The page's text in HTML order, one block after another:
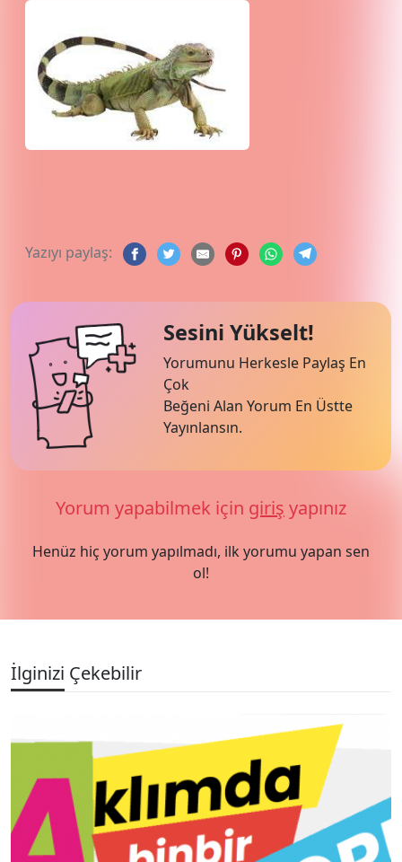
Yazıyı paylaş:
Sesini Yükselt!
Yorumunu Herkesle Paylaş En
Çok
Beğeni Alan Yorum En Üstte
Yayınlansın.
Yorum yapabilmek için giriş yapınız
Henüz hiç yorum yapılmadı, ilk yorumu yapan sen
ol!
İlginizi Çekebilir